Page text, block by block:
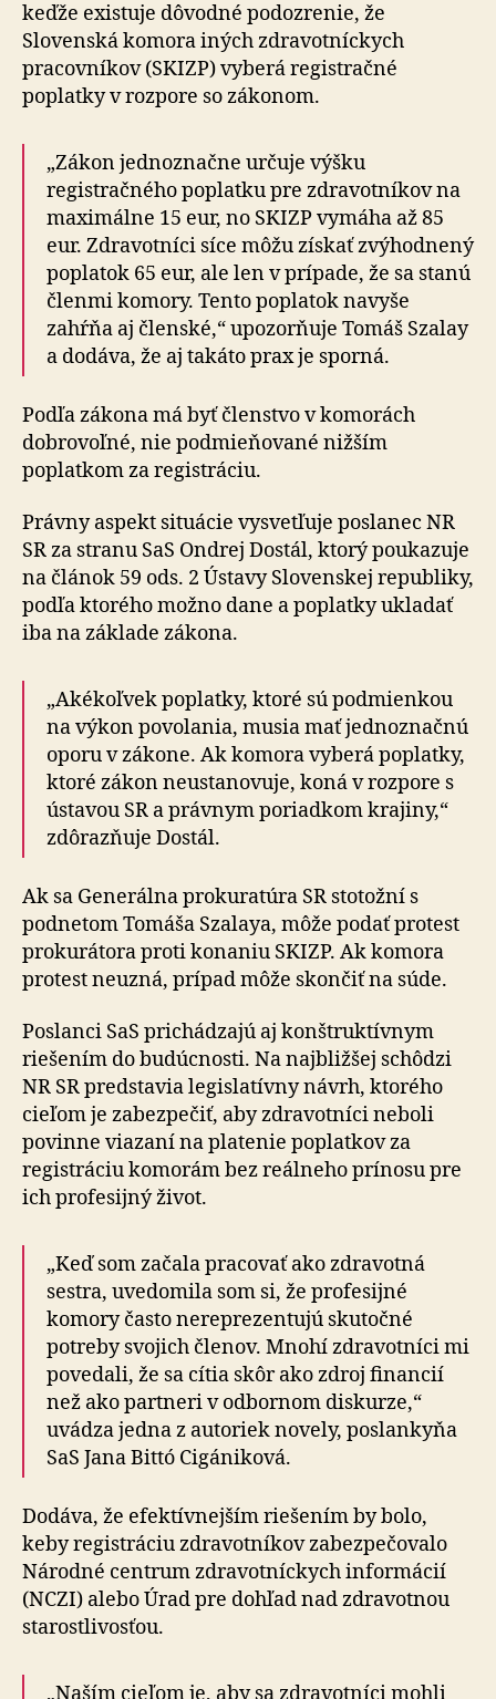
keďže existuje dôvodné podozrenie, že
Slovenská komora iných zdravotníckych
pracovníkov (SKIZP) vyberá registračné
poplatky v rozpore so zákonom.
„Zákon jednoznačne určuje výšku
registračného poplatku pre zdravotníkov na
maximálne 15 eur, no SKIZP vymáha až 85
eur. Zdravotníci síce môžu získať zvýhodnený
poplatok 65 eur, ale len v prípade, že sa stanú
členmi komory. Tento poplatok navyše
zahŕňa aj členské,“ upozorňuje Tomáš Szalay
a dodáva, že aj takáto prax je sporná.
Podľa zákona má byť členstvo v komorách
dobrovoľné, nie podmieňované nižším
poplatkom za registráciu.
Právny aspekt situácie vysvetľuje poslanec NR
SR za stranu SaS Ondrej Dostál, ktorý poukazuje
na článok 59 ods. 2 Ústavy Slovenskej republiky,
podľa ktorého možno dane a poplatky ukladať
iba na základe zákona.
„Akékoľvek poplatky, ktoré sú podmienkou
na výkon povolania, musia mať jednoznačnú
oporu v zákone. Ak komora vyberá poplatky,
ktoré zákon neustanovuje, koná v rozpore s
ústavou SR a právnym poriadkom krajiny,“
zdôrazňuje Dostál.
Ak sa Generálna prokuratúra SR stotožní s
podnetom Tomáša Szalaya, môže podať protest
prokurátora proti konaniu SKIZP. Ak komora
protest neuzná, prípad môže skončiť na súde.
Poslanci SaS prichádzajú aj konštruktívnym
riešením do budúcnosti. Na najbližšej schôdzi
NR SR predstavia legislatívny návrh, ktorého
cieľom je zabezpečiť, aby zdravotníci neboli
povinne viazaní na platenie poplatkov za
registráciu komorám bez reálneho prínosu pre
ich profesijný život.
„Keď som začala pracovať ako zdravotná
sestra, uvedomila som si, že profesijné
komory často nereprezentujú skutočné
potreby svojich členov. Mnohí zdravotníci mi
povedali, že sa cítia skôr ako zdroj financií
než ako partneri v odbornom diskurze,“
uvádza jedna z autoriek novely, poslankyňa
SaS Jana Bittó Cigániková.
Dodáva, že efektívnejším riešením by bolo,
keby registráciu zdravotníkov zabezpečovalo
Národné centrum zdravotníckych informácií
(NCZI) alebo Úrad pre dohľad nad zdravotnou
starostlivosťou.
„Naším cieľom je, aby sa zdravotníci mohli